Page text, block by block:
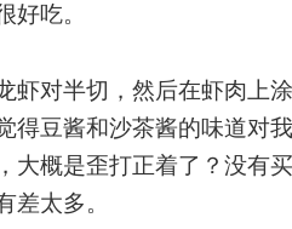
吃。
虾对半切，然后在虾肉上
得豆酱和沙茶酱的味道对
大概是歪打正着了？没有
太多。